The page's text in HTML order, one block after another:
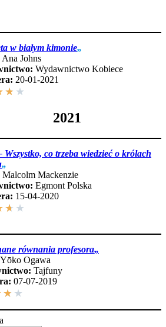
w białym kimonie„
Ana Johns
Wydawnictwo Kobiece
20-01-2021
★ ★
2021
Wszystko, co trzeba wiedzieć o królach
„
Malcolm Mackenzie
Egmont Polska
15-04-2020
★ ★
równania profesora„
Yōko Ogawa
Tajfuny
07-07-2019
★ ★